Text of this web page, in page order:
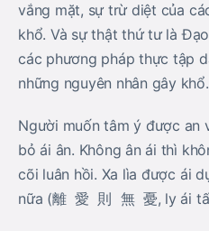
vắng mặt, sự trừ diệt của
khổ. Và sự thật thứ tư là
các phương pháp thực tập
những nguyên nhân gây khổ.
Người muốn tâm ý được an
bỏ ái ân. Không ân ái thì
cõi luân hồi. Xa lìa được ái
nữa (離 愛 則 無 憂, ly ái